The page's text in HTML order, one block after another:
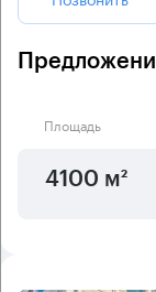
Площадь
4100 м²